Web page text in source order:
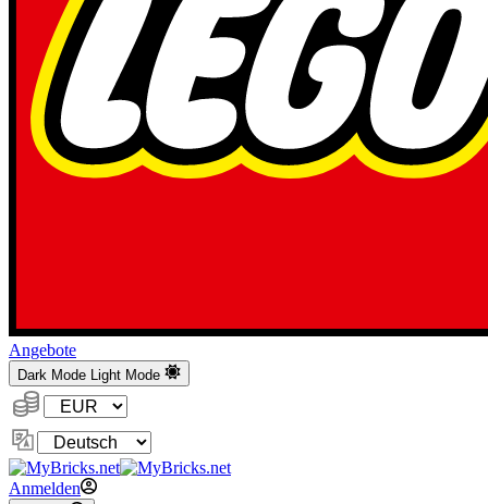
Angebote
Dark Mode Light Mode
Währung:
Sprache
ändern
Anmelden